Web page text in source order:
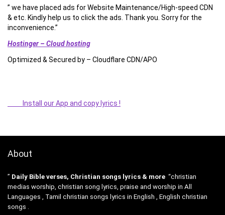
” we have placed ads for Website Maintenance/High-speed CDN
& etc. Kindly help us to click the ads. Thank you. Sorry for the
inconvenience.”
Hostinger – Cloud hosting
Optimized & Secured by – Cloudflare CDN/APO
Install our App and copy lyrics !
About
” Daily Bible verses, Christian songs lyrics & more “christian
medias worship, christian song lyrics, praise and worship in All
Languages , Tamil christian songs lyrics in English , English christian
songs .